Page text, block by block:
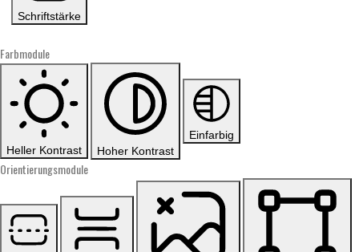
Schriftstärke
Farbmodule
Heller Kontrast Hoher Kontrast
Einfarbig
Orientierungsmodule